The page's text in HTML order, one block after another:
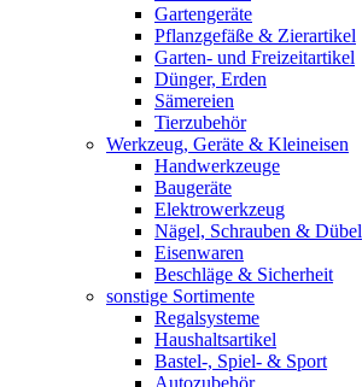
Gartengeräte
Pflanzgefäße & Zierartikel
Garten- und Freizeitartikel
Dünger, Erden
Sämereien
Tierzubehör
Werkzeug, Geräte & Kleineisen
Handwerkzeuge
Baugeräte
Elektrowerkzeug
Nägel, Schrauben & Dübel
Eisenwaren
Beschläge & Sicherheit
sonstige Sortimente
Regalsysteme
Haushaltsartikel
Bastel-, Spiel- & Sport
Autozubehör